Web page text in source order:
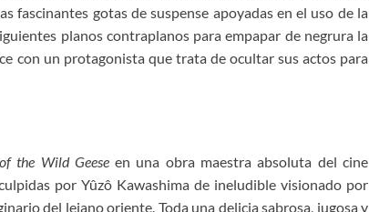
fascinantes gotas de suspense apoyadas en el uso de la
planos contraplanos para empapar de negrura la
con un protagonista que trata de ocultar sus actos para
the Wild Geeseen una obra maestra absoluta del cine
por Yûzô Kawashima de ineludible visionado por
del lejano oriente. Toda una delicia sabrosa, jugosa y